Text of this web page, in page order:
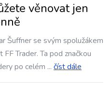
věnovat jen
Šuffner se svým spolužákem
Trader. Ta pod značkou
po celém ... číst dále